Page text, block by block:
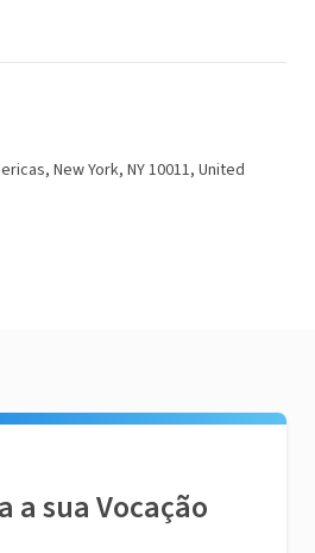
New York, NY 10011, United
a sua Vocação